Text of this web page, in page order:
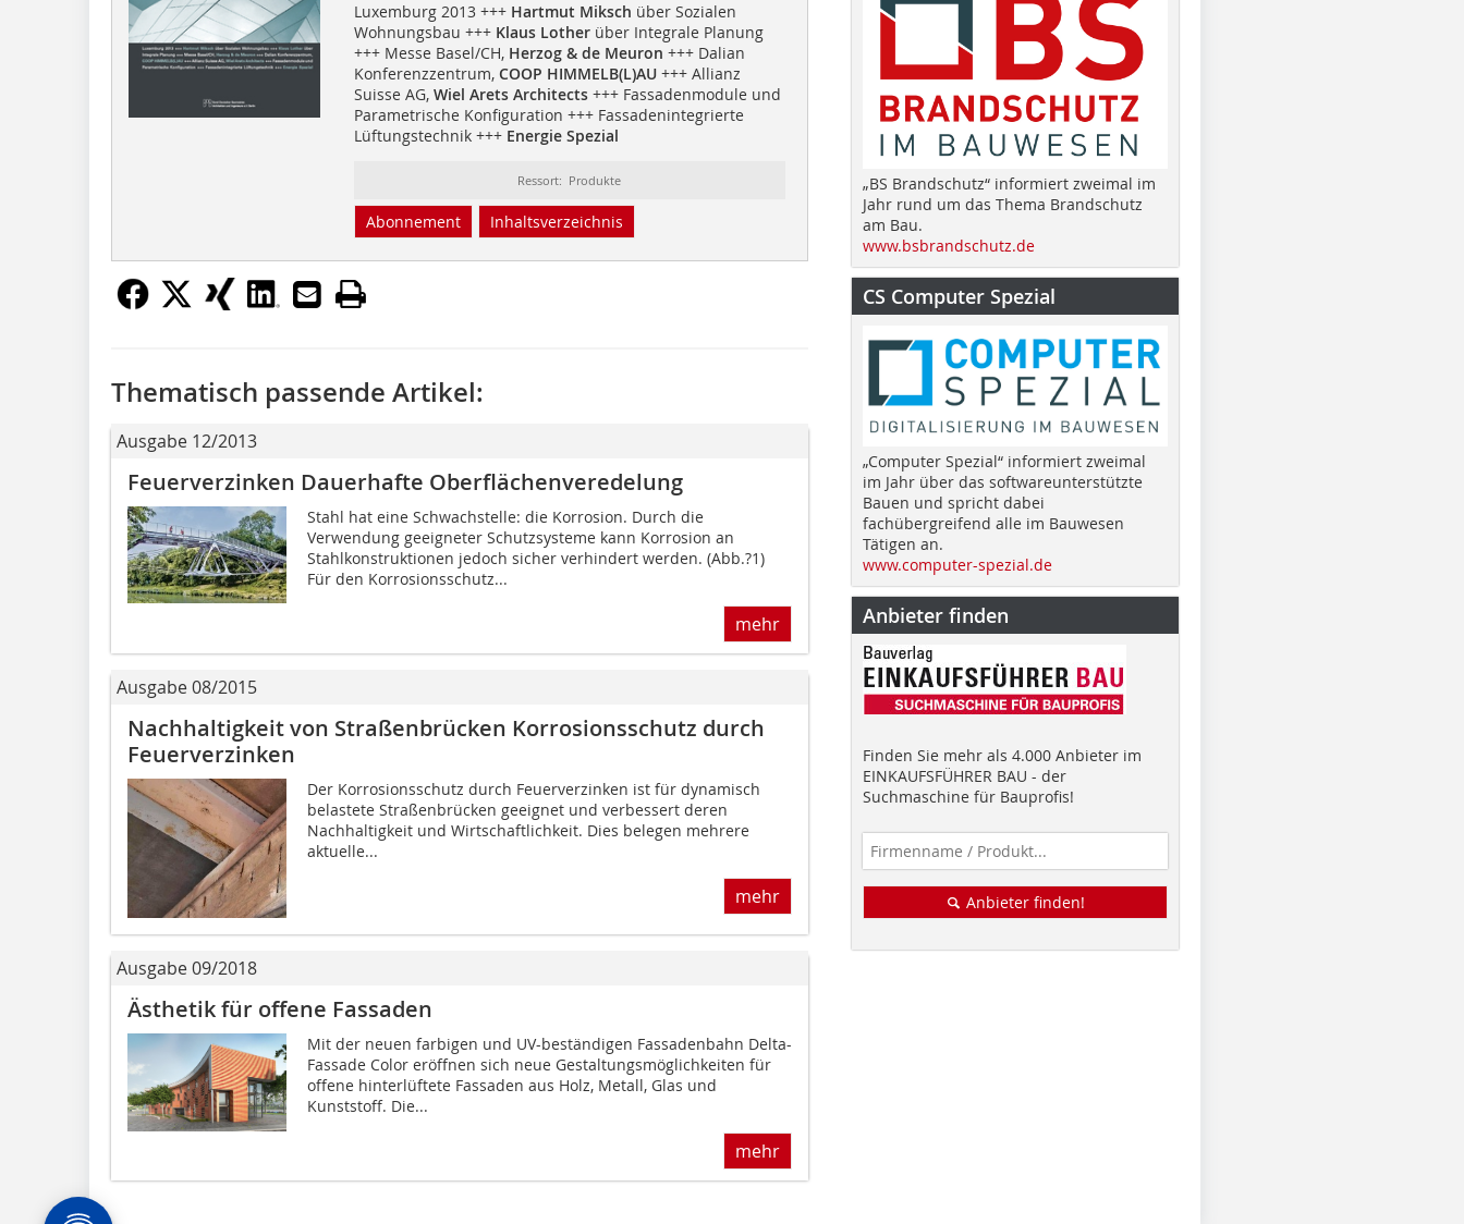
Luxemburg 2013 +++ Hartmut Miksch über Sozialen
Wohnungsbau +++ Klaus Lotherüber Integrale Planung
+++ Messe Basel/CH, Herzog & de Meuron +++ Dalian
Konferenzzentrum,COOP HIMMELB(L)AU+++ Allianz
Suisse AG, Wiel Arets Architects+++ Fassadenmodule und
Parametrische Konfiguration +++ Fassadenintegrierte
Lüftungstechnik +++ Energie Spezial
Ressort: Produkte
Abonnement Inhaltsverzeichnis
Thematisch passende Artikel:
Ausgabe 12/2013
Feuerverzinken Dauerhafte Oberflächenveredelung
Stahl hat eine Schwachstelle: die Korrosion. Durch die
Verwendung geeigneter Schutzsys­teme kann Korrosion an
Stahlkonstruktionen jedoch sicher verhindert werden. (Abb.?1)
Für den Korrosionsschutz...
mehr
Ausgabe 08/2015
Nachhaltigkeit von Straßenbrücken Korrosionsschutz durch
Feuerverzinken
Der Korrosionsschutz durch Feuerverzinken ist für dynamisch
belastete Straßenbrücken geeignet und verbessert deren
Nachhaltigkeit und Wirtschaftlichkeit. Dies belegen mehrere
aktuelle...
mehr
Ausgabe 09/2018
Ästhetik für offene Fassaden
Mit der neuen farbigen und UV-beständigen Fassadenbahn Delta-
Fassade Color eröffnen sich neue Gestaltungsmöglichkeiten für
offene hinterlüftete Fassaden aus Holz, Metall, Glas und
Kunststoff. Die...
mehr
„BS Brandschutz“ informiert zweimal im
Jahr rund um das Thema Brandschutz
am Bau.
www.bsbrandschutz.de
CS Computer Spezial
„Computer Spezial“ informiert zweimal
im Jahr über das softwareunterstützte
Bauen und spricht dabei
fachübergreifend alle im Bauwesen
Tätigen an.
www.computer-spezial.de
Anbieter finden
Finden Sie mehr als 4.000 Anbieter im
EINKAUFSFÜHRER BAU - der
Suchmaschine für Bauprofis!
Anbieter finden!